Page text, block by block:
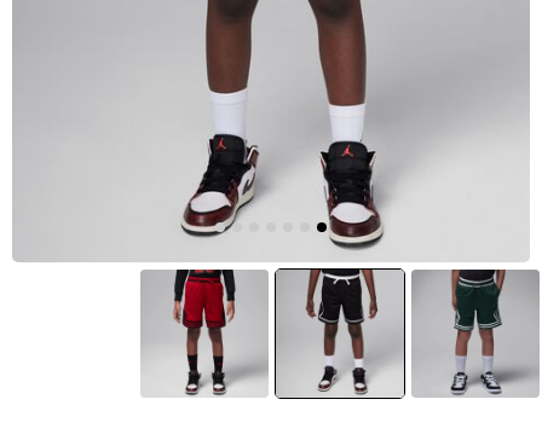
أخضر selected
أسود أحمر